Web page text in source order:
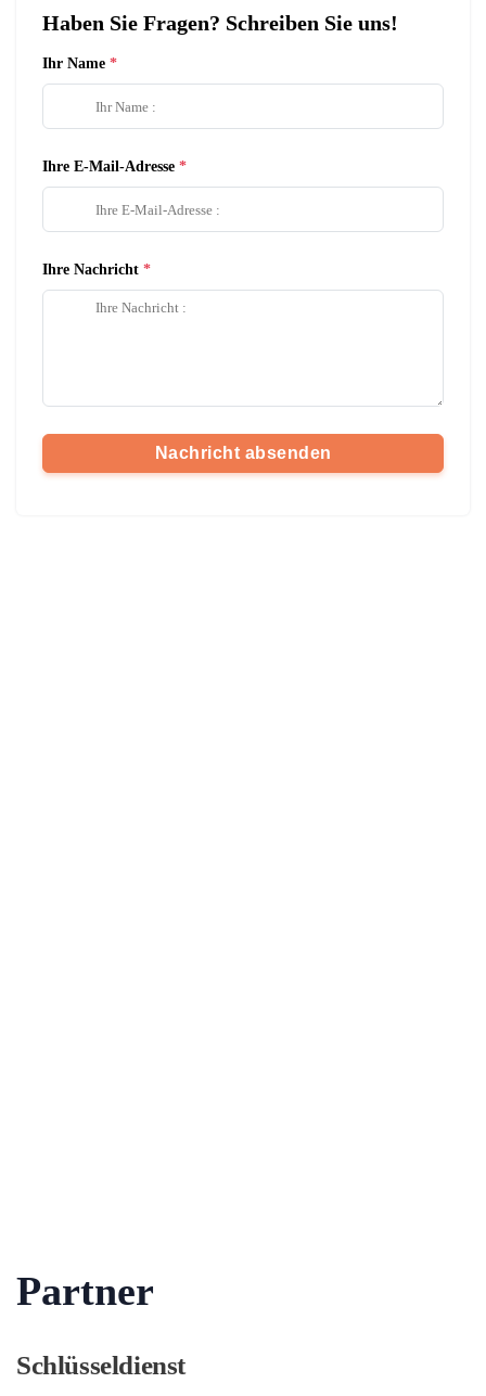
Haben Sie Fragen? Schreiben Sie uns!
Ihr Name
Ihre E-Mail-Adresse
Ihre Nachricht
Nachricht absenden
Partner
Schlüsseldienst